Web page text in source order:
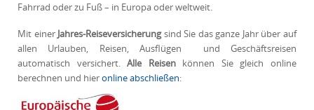
Fahrrad oder zu Fuß – in Europa oder weltweit.
Mit einer Jahres-Reiseversicherungsind Sie das ganze Jahr über auf
allen Urlauben, Reisen, Ausflügen und Geschäftsreisen
automatisch versichert.Alle Reisenkönnen Sie gleich online
berechnen und hieronline abschließen: